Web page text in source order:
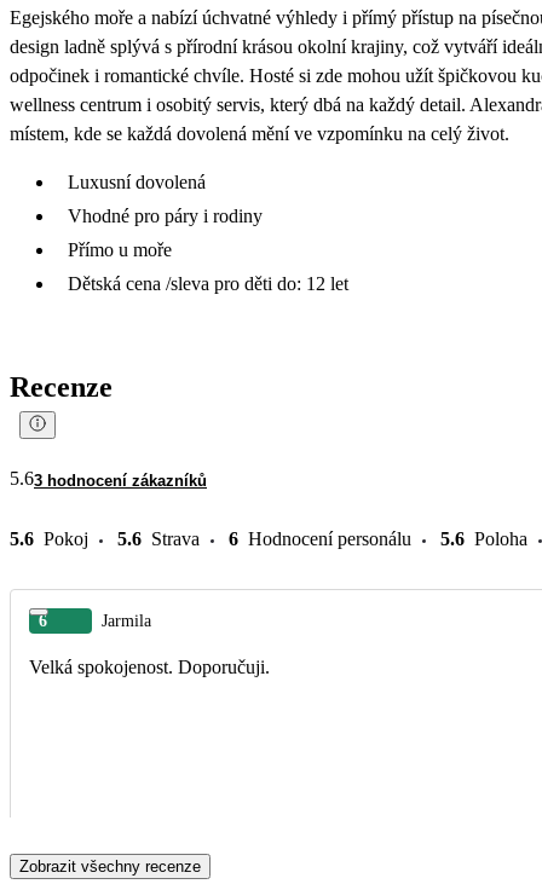
Egejského moře a nabízí úchvatné výhledy i přímý přístup na
design ladně splývá s přírodní krásou okolní krajiny, což vytváří
odpočinek i romantické chvíle. Hosté si zde mohou užít špičkovou
wellness centrum i osobitý servis, který dbá na každý detail.
místem, kde se každá dovolená mění ve vzpomínku na celý život.
Luxusní dovolená
Vhodné pro páry i rodiny
Přímo u moře
Dětská cena /sleva pro děti do: 12 let
Recenze
5.63 hodnocení zákazníků
5.6 Pokoj 5.6 Strava 6 Hodnocení personálu 5.6 Poloha
6 Jarmila
Velká spokojenost. Doporučuji.
Zobrazit všechny recenze